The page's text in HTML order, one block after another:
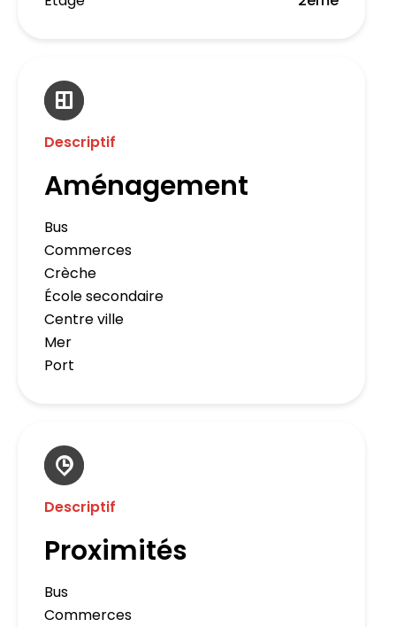
Descriptif
Aménagement
Bus
Commerces
Crèche
École secondaire
Centre ville
Mer
Port
Descriptif
Proximités
Bus
Commerces